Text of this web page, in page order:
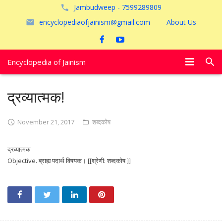
Jambudweep - 7599289809
encyclopediaofjainism@gmail.com
About Us
Encyclopedia of Jainism
पूजायें
अयोध्या
द्रव्यात्मक!
November 21, 2017 शब्दकोष
द्रव्यात्मक
Objective. ब्राह्य पदार्थ विषयक। [[श्रेणी: शब्दकोष ]]